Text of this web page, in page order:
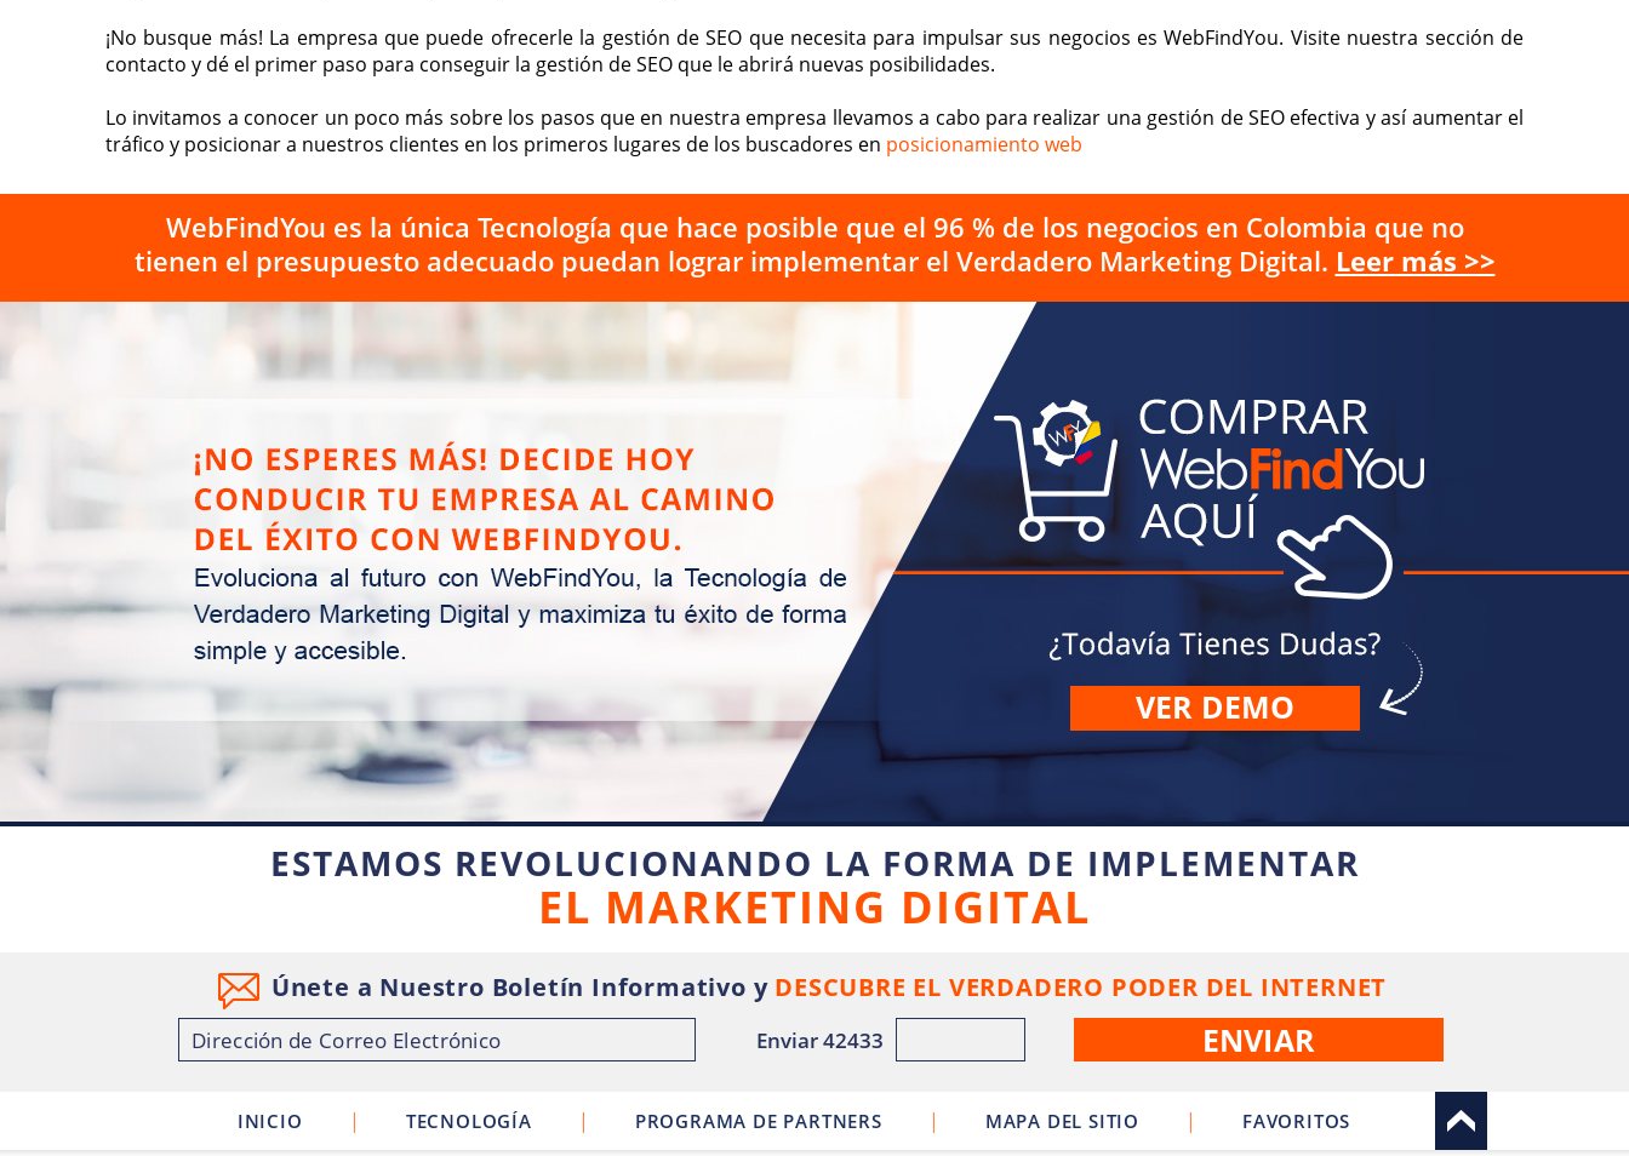
¡No busque más! La empresa que puede ofrecerle la gestión de SEO que necesita para impulsar sus negocios es WebFindYou. Visite nuestra sección de
contacto y dé el primer paso para conseguir la gestión de SEO que le abrirá nuevas posibilidades.
Lo invitamos a conocer un poco más sobre los pasos que en nuestra empresa llevamos a cabo para realizar una gestión de SEO efectiva y así aumentar el
tráfico y posicionar a nuestros clientes en los primeros lugares de los buscadores en posicionamiento web
WebFindYou es la única Tecnología que hace posible que el 96 % de los negocios en Colombia que no
tienen el presupuesto adecuado puedan lograr implementar el Verdadero Marketing Digital. Leer más >>
VER DEMO
ESTAMOS REVOLUCIONANDO LA FORMA DE IMPLEMENTAR
EL MARKETING DIGITAL
Únete a Nuestro Boletín Informativo y DESCUBRE EL VERDADERO PODER DEL INTERNET
Enviar 42433
INICIO | TECNOLOGÍA | PROGRAMA DE PARTNERS | MAPA DEL SITIO | FAVORITOS